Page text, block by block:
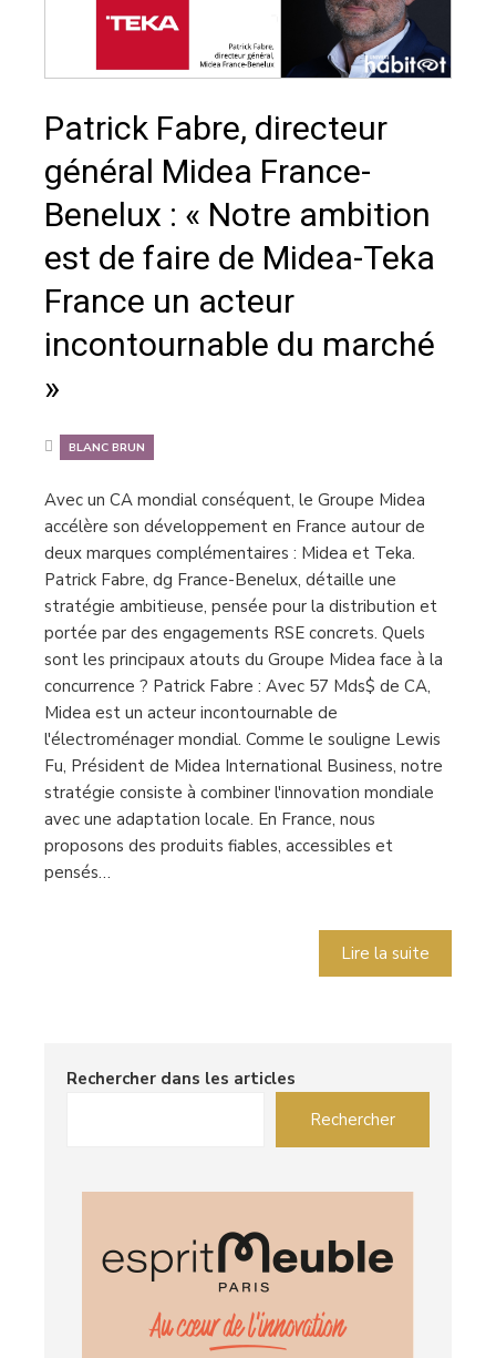
Patrick Fabre, directeur
général Midea France-
Benelux : « Notre ambition
est de faire de Midea-Teka
France un acteur
incontournable du marché
»
BLANC BRUN
Avec un CA mondial conséquent, le Groupe Midea
accélère son développement en France autour de
deux marques complémentaires : Midea et Teka.
Patrick Fabre, dg France-Benelux, détaille une
stratégie ambitieuse, pensée pour la distribution et
portée par des engagements RSE concrets. Quels
sont les principaux atouts du Groupe Midea face à la
concurrence ? Patrick Fabre : Avec 57 Mds$ de CA,
Midea est un acteur incontournable de
l'électroménager mondial. Comme le souligne Lewis
Fu, Président de Midea International Business, notre
stratégie consiste à combiner l'innovation mondiale
avec une adaptation locale. En France, nous
proposons des produits fiables, accessibles et
pensés…
Lire la suite
Rechercher dans les articles
Rechercher